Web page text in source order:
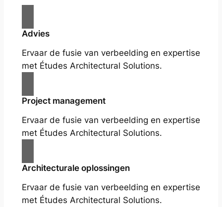
Advies
Ervaar de fusie van verbeelding en expertise
met Études Architectural Solutions.
Project management
Ervaar de fusie van verbeelding en expertise
met Études Architectural Solutions.
Architecturale oplossingen
Ervaar de fusie van verbeelding en expertise
met Études Architectural Solutions.